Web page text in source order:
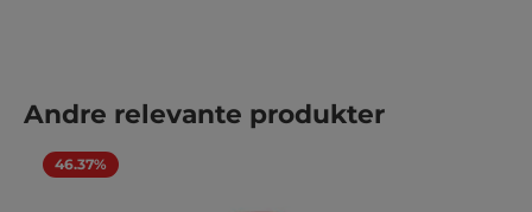
Spring produktgalleriet over
Andre relevante produkter
46.37%